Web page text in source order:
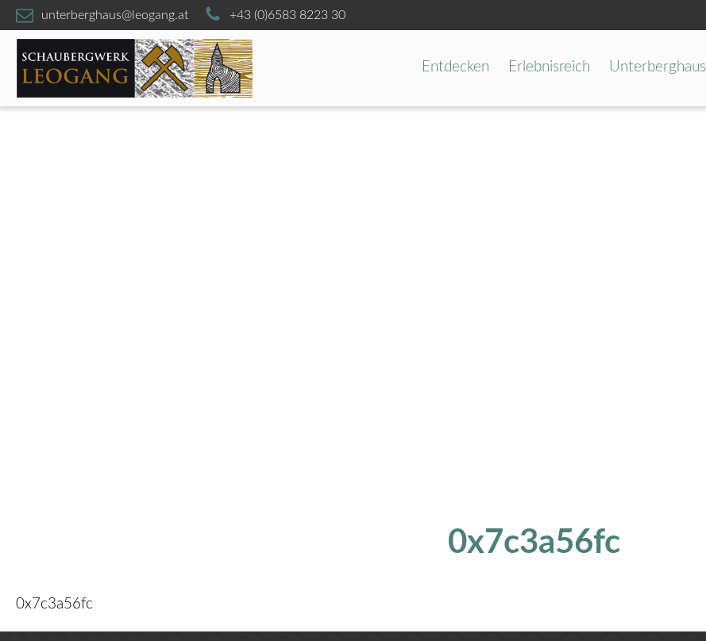
unterberghaus@leogang.at +43 (0)6583 8223 30
Entdecken Erlebnisreich Unterberghaus
0x7c3a56fc
0x7c3a56fc